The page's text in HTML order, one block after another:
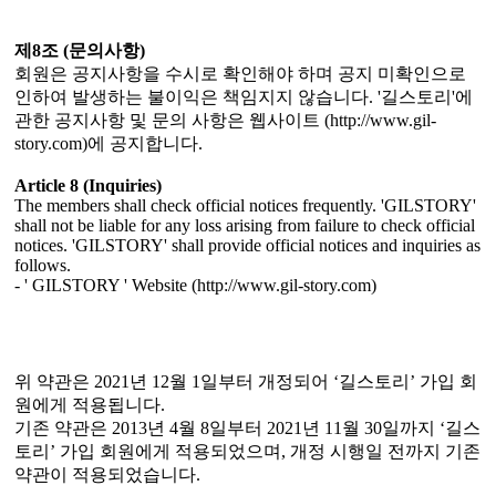
제8조 (문의사항)
회원은 공지사항을 수시로 확인해야 하며 공지 미확인으로
인하여 발생하는 불이익은 책임지지 않습니다. '길스토리'에
관한 공지사항 및 문의 사항은 웹사이트 (http://www.gil-
story.com)에 공지합니다.
Article 8 (Inquiries)
The members shall check official notices frequently. 'GILSTORY'
shall not be liable for any loss arising from failure to check official
notices. 'GILSTORY' shall provide official notices and inquiries as
follows.
- ' GILSTORY ' Website (http://www.gil-story.com)
위 약관은 2021년 12월 1일부터 개정되어 ‘길스토리’ 가입 회
원에게 적용됩니다.
기존 약관은 2013년 4월 8일부터 2021년 11월 30일까지 ‘길스
토리’ 가입 회원에게 적용되었으며, 개정 시행일 전까지 기존
약관이 적용되었습니다.